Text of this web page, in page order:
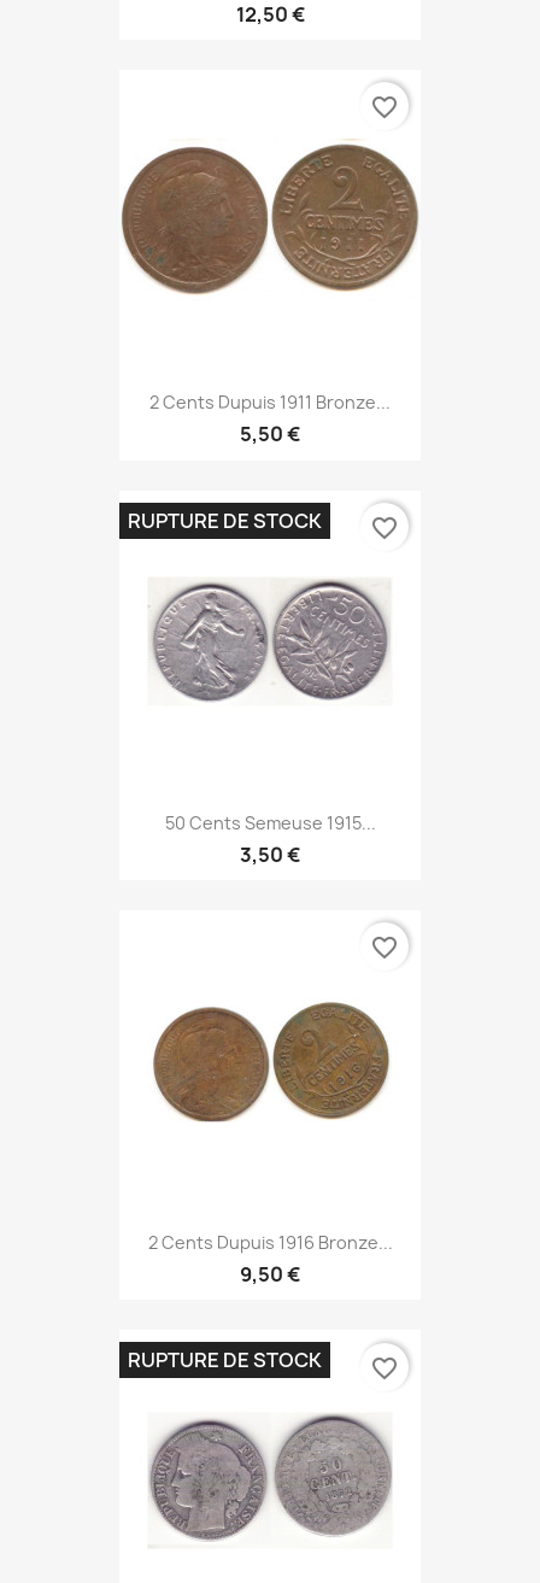
12,50 €
2 Cents Dupuis 1911 Bronze...
5,50 €
favorite_border
50 Cents Semeuse 1915...
3,50 €
RUPTURE DE STOCK favorite_border
2 Cents Dupuis 1916 Bronze...
9,50 €
favorite_border
RUPTURE DE STOCK favorite_border